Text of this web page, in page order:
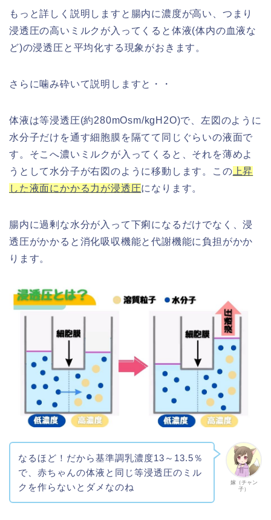
もっと詳しく説明しますと腸内に濃度が高い、つまり
浸透圧の高いミルクが入ってくると体液(体内の血液な
ど)の浸透圧と平均化する現象がおきます。
さらに噛み砕いて説明しますと・・
体液は等浸透圧(約280mOsm/kgH2O)で、左図のように
水分子だけを通す細胞膜を隔てて同じぐらいの液面で
す。そこへ濃いミルクが入ってくると、それを薄めよ
うとして水分子が右図のように移動します。この 上昇
した液面にかかる力が浸透圧になります。
腸内に過剰な水分が入って下痢になるだけでなく、浸
透圧がかかると消化吸収機能と代謝機能に負担がかか
ります。
嫁（チャン
子）
なるほど！だから基準調乳濃度13～13.5％
で、赤ちゃんの体液と同じ等浸透圧のミル
クを作らないとダメなのね